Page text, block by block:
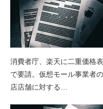
消費者庁、楽天に二重価格
で要請。仮想モール事業者
店店舗に対する…